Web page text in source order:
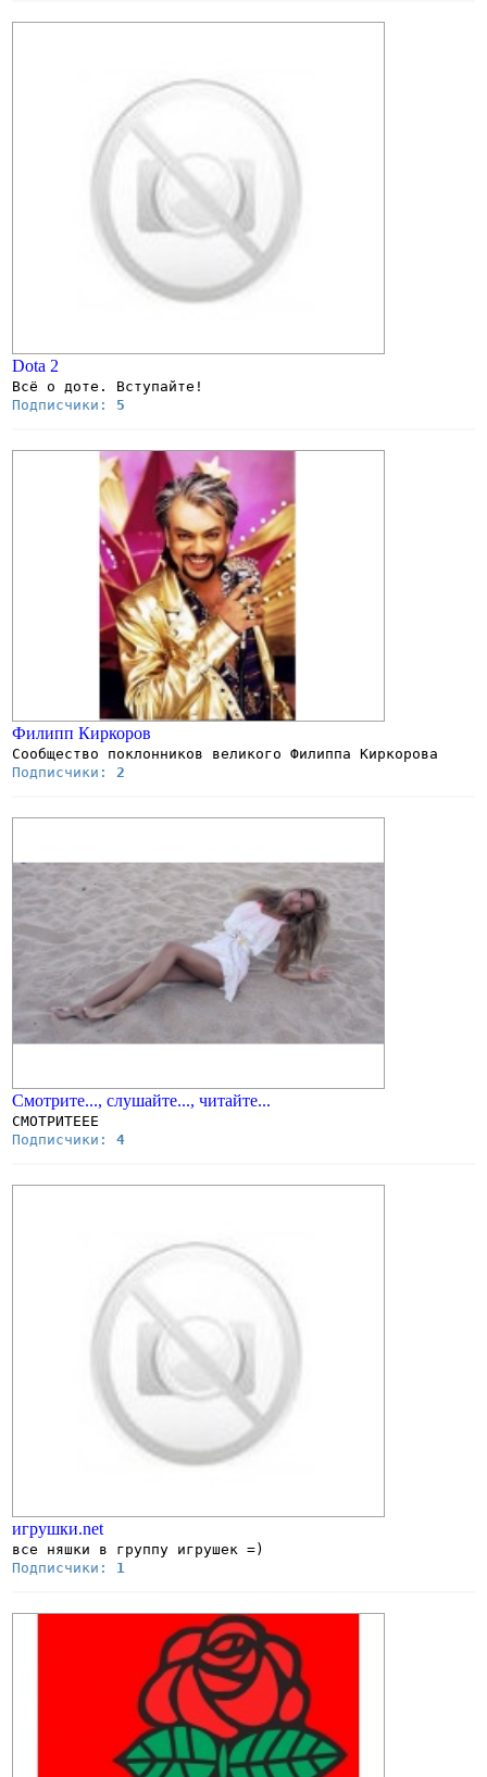
Dota 2
Всё о доте. Вступайте!
Подписчики: 5
Филипп Киркоров
Сообщество поклонников великого Филиппа Киркорова
Подписчики: 2
Смотрите..., слушайте..., читайте...
СМОТРИТЕЕЕ
Подписчики: 4
игрушки.net
все няшки в группу игрушек =)
Подписчики: 1